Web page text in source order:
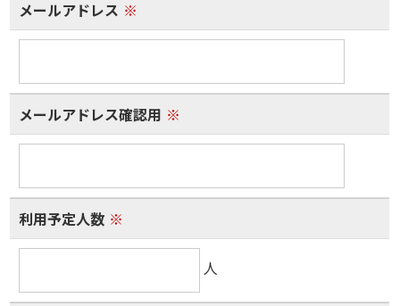
メールアドレス ※
メールアドレス確認用 ※
利用予定人数 ※
人